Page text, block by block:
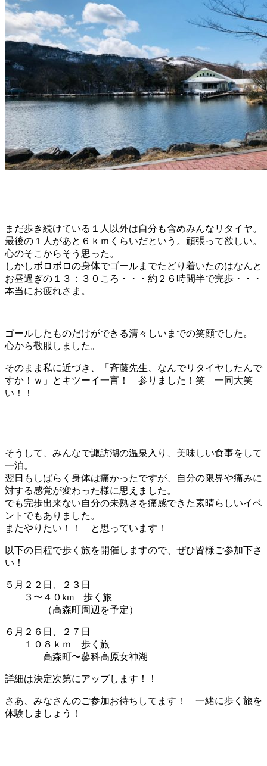
まだ歩き続けている１人以外は自分も含めみんなリタイヤ。
最後の１人があと６ｋｍくらいだという。頑張って欲しい。
心のそこからそう思った。
しかしボロボロの身体でゴールまでたどり着いたのはなんと
お昼過ぎの１３：３０ころ・・・約２６時間半で完歩・・・
本当にお疲れさま。
ゴールしたものだけができる清々しいまでの笑顔でした。
心から敬服しました。
そのまま私に近づき、「斉藤先生、なんでリタイヤしたんで
すか！ｗ」とキツーイ一言！ 参りました！笑 一同大笑
い！！
そうして、みんなで諏訪湖の温泉入り、美味しい食事をして
一泊。
翌日もしばらく身体は痛かったですが、自分の限界や痛みに
対する感覚が変わった様に思えました。
でも完歩出来ない自分の未熟さを痛感できた素晴らしいイベ
ントでもありました。
またやりたい！！ と思っています！
以下の日程で歩く旅を開催しますので、ぜひ皆様ご参加下さ
い！
５月２２日、２３日
３〜４０km 歩く旅
（高森町周辺を予定）
６月２６日、２７日
１０８ｋｍ 歩く旅
高森町〜蓼科高原女神湖
詳細は決定次第にアップします！！
さあ、みなさんのご参加お待ちしてます！ 一緒に歩く旅を
体験しましょう！